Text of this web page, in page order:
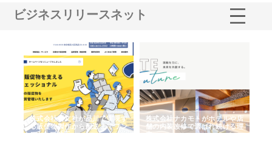
ビジネスリリースネット
株式会社耕文社が品川で実現す
る販促物製作から配送までワン
ストップ対応
株式会社ナカモトがホテルや店
舗の内装改修で選ばれ続ける理
由